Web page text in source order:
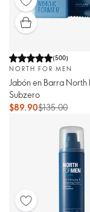
(500)
NORTH FOR MEN
Jabón en Barra North
Subzero
$89.90$135.00